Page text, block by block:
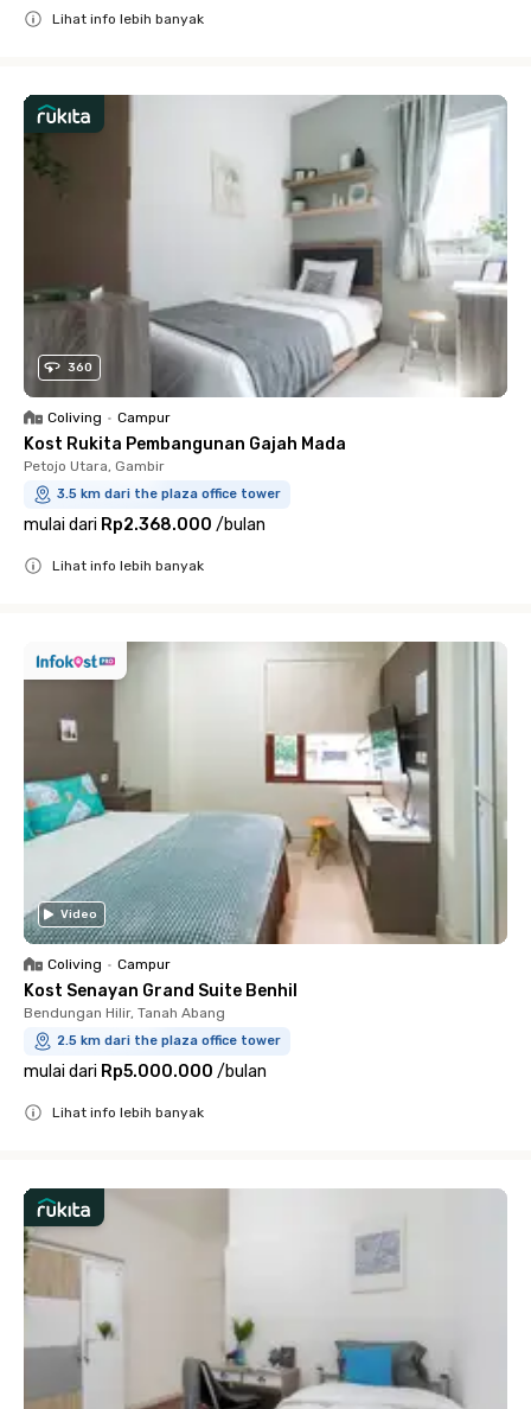
Lihat info lebih banyak
360
Coliving • Campur
Kost Rukita Pembangunan Gajah Mada
Petojo Utara, Gambir
3.5 km dari the plaza office tower
mulai dari Rp2.368.000 /bulan
Lihat info lebih banyak
Video
Coliving • Campur
Kost Senayan Grand Suite Benhil
Bendungan Hilir, Tanah Abang
2.5 km dari the plaza office tower
mulai dari Rp5.000.000 /bulan
Lihat info lebih banyak